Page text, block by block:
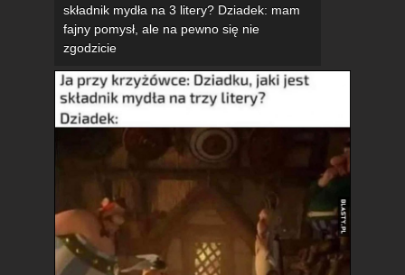
składnik mydła na 3 litery? Dziadek: mam
fajny pomysł, ale na pewno się nie
zgodzicie